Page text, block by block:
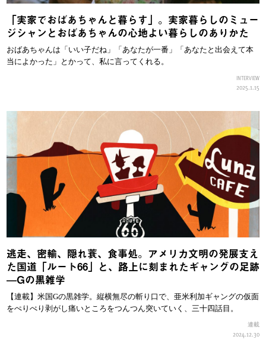
「実家でおばあちゃんと暮らす」。実家暮らしのミュー
ジシャンとおばあちゃんの心地よい暮らしのありかた
おばあちゃんは「いい子だね」「あなたが一番」「あなたと出会えて本
当によかった」とかって、私に言ってくれる。
INTERVIEW
2025.1.15
逃走、密輸、隠れ蓑、食事処。アメリカ文明の発展支え
た国道「ルート66」と、路上に刻まれたギャングの足跡
—Gの黒雑学
【連載】米国Gの黒雑学。縦横無尽の斬り口で、亜米利加ギャングの仮面
をぺりぺり剥がし痛いところをつんつん突いていく、三十四話目。
連載
2024.12.30